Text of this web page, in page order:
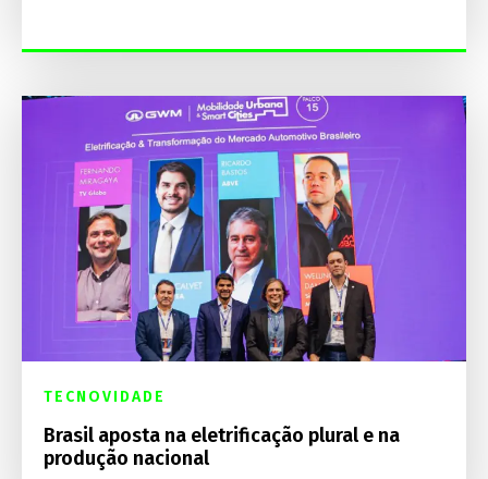
TECNOVIDADE
Brasil aposta na eletrificação plural e na
produção nacional